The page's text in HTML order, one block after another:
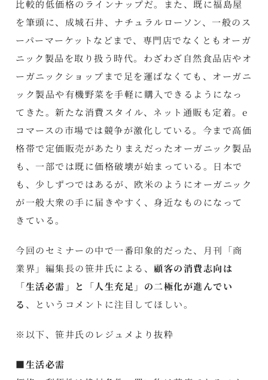
比較的低価格のラインナップだ。また、既に福島屋
を筆頭に、成城石井、ナチュラルローソン、一般のス
ーパーマーケットなどまで、専門店でなくともオーガ
ニック製品を取り扱う時代。わざわざ自然食品店やオ
ーガニックショップまで足を運ばなくても、オーガニ
ック製品や有機野菜を手軽に購入できるようになっ
てきた。新たな消費スタイル、ネット通販も定着。e
コマースの市場では競争が激化している。今まで高価
格帯で定価販売があたりまえだったオーガニック製品
も、一部では既に価格破壊が始まっている。日本で
も、少しずつではあるが、欧米のようにオーガニック
が一般大衆の手に届きやすく、身近なものになって
きている。
今回のセミナーの中で一番印象的だった、月刊「商
業界」編集長の笹井氏による、顧客の消費志向は
「生活必需」と「人生充足」の二極化が進んでい
る、というコメントに注目してほしい。
※以下、笹井氏のレジュメより抜粋
■生活必需